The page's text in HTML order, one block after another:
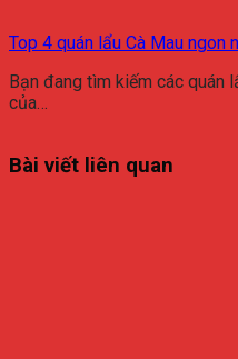
Top 4 quán lẩu Cà Mau ngon
Bạn đang tìm kiếm các quán
của…
Bài viết liên quan